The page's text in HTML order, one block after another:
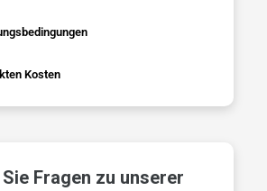
Kosten
Fragen zu unserer